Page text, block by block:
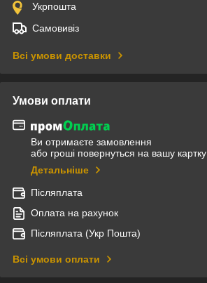
Укрпошта
Самовивіз
Всі умови доставки
Умови оплати
Ви отримаєте замовлення
або гроші повернуться на вашу картку
Детальніше
Післяплата
Оплата на рахунок
Післяплата (Укр Пошта)
Всі умови оплати